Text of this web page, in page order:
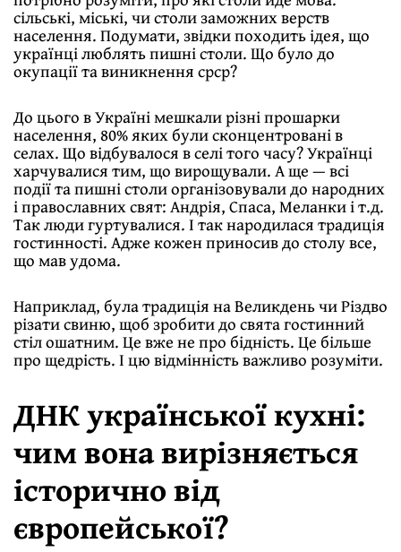
сільські, міські, чи столи заможних верств
населення. Подумати, звідки походить ідея, що
українці люблять пишні столи. Що було до
окупації та виникнення срср?
До цього в Україні мешкали різні прошарки
населення, 80% яких були сконцентровані в
селах. Що відбувалося в селі того часу? Українці
харчувалися тим, що вирощували. А ще — всі
події та пишні столи організовували до народних
і православних свят: Андрія, Спаса, Меланки і т.д.
Так люди гуртувалися. І так народилася традиція
гостинності. Адже кожен приносив до столу все,
що мав удома.
Наприклад, була традиція на Великдень чи Різдво
різати свиню, щоб зробити до свята гостинний
стіл ошатним. Це вже не про бідність. Це більше
про щедрість. І цю відмінність важливо розуміти.
ДНК української кухні:
чим вона вирізняється
історично від
європейської?